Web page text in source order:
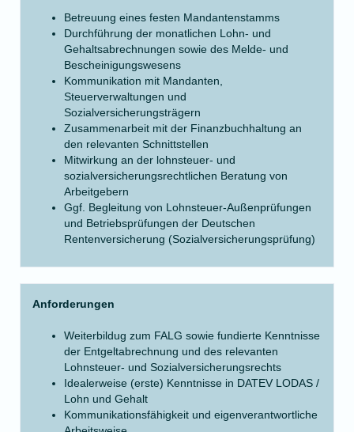
Betreuung eines festen Mandantenstamms
Durchführung der monatlichen Lohn- und
Gehaltsabrechnungen sowie des Melde- und
Bescheinigungswesens
Kommunikation mit Mandanten,
Steuerverwaltungen und
Sozialversicherungsträgern
Zusammenarbeit mit der Finanzbuchhaltung an
den relevanten Schnittstellen
Mitwirkung an der lohnsteuer- und
sozialversicherungsrechtlichen Beratung von
Arbeitgebern
Ggf. Begleitung von Lohnsteuer-Außenprüfungen
und Betriebsprüfungen der Deutschen
Rentenversicherung (Sozialversicherungsprüfung)
Anforderungen
Weiterbildug zum FALG sowie fundierte Kenntnisse
der Entgeltabrechnung und des relevanten
Lohnsteuer- und Sozialversicherungsrechts
Idealerweise (erste) Kenntnisse in DATEV LODAS /
Lohn und Gehalt
Kommunikationsfähigkeit und eigenverantwortliche